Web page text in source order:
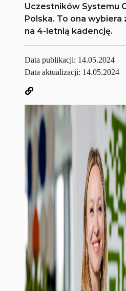
Uczestników Systemu
Polska. To ona
na 4-letnią kadencję.
Data publikacji: 14.05.2024
Data aktualizacji: 14.05.2024